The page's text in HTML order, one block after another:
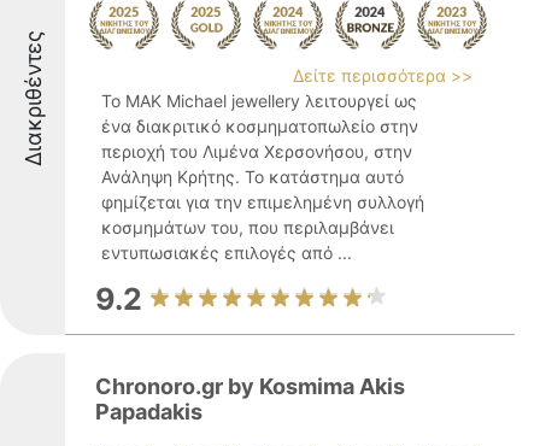
Διακριθέντες
Δείτε περισσότερα >>
Το MAK Michael jewellery λειτουργεί ως
ένα διακριτικό κοσμηματοπωλείο στην
περιοχή του Λιμένα Χερσονήσου, στην
Ανάληψη Κρήτης. Το κατάστημα αυτό
φημίζεται για την επιμελημένη συλλογή
κοσμημάτων του, που περιλαμβάνει
εντυπωσιακές επιλογές από ...
9.2
Chronoro.gr by Kosmima Akis
Papadakis